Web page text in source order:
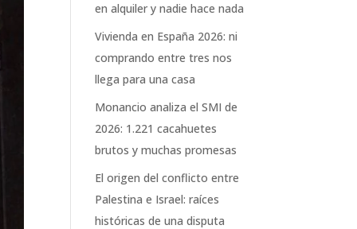
en alquiler y nadie hace nada
Vivienda en España 2026: ni
comprando entre tres nos
llega para una casa
Monancio analiza el SMI de
2026: 1.221 cacahuetes
brutos y muchas promesas
El origen del conflicto entre
Palestina e Israel: raíces
históricas de una disputa